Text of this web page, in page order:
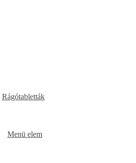
Rágótabletták
Menü elem